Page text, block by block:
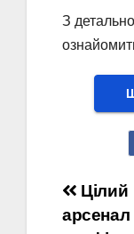
З
Цілий
арсенал